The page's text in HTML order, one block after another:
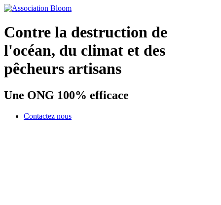
Contre la destruction de
l'océan, du climat et des
pêcheurs artisans
Une ONG 100% efficace
Contactez nous